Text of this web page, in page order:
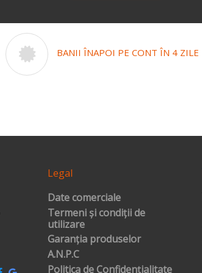
BANII ÎNAPOI PE CONT ÎN 4 ZILE
Legal
Date comerciale
Termeni și condiții de
utilizare
Garanția produselor
A.N.P.C
Politica de Confidențialitate